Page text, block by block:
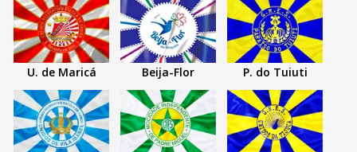
U. de Maricá Beija-Flor P. do Tuiuti